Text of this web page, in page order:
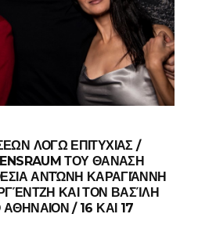
ΛΟΓΩ ΕΠΙΤΥΧΙΑΣ /
ΤΟΥ ΘΑΝΑΣΗ
ΑΝΤΏΝΗ ΚΑΡΑΓΙΆΝΝΗ
ΚΑΙ ΤΟΝ ΒΑΣΊΛΗ
/ 16 ΚΑΙ 17